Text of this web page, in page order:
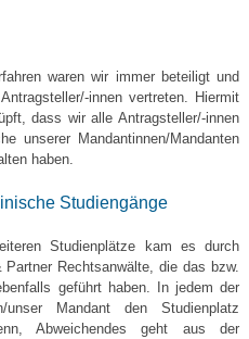
waren wir immer beteiligt und
innen vertreten. Hiermit
dass wir alle Antragsteller/-innen
unserer Mandantinnen/Mandanten
haben.
Studiengänge
Studienplätze kam es durch
Rechtsanwälte, die das bzw.
geführt haben. In jedem der
Mandant den Studienplatz
Abweichendes geht aus der